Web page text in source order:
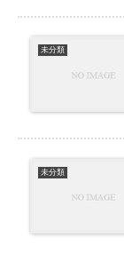
未分類
未分類